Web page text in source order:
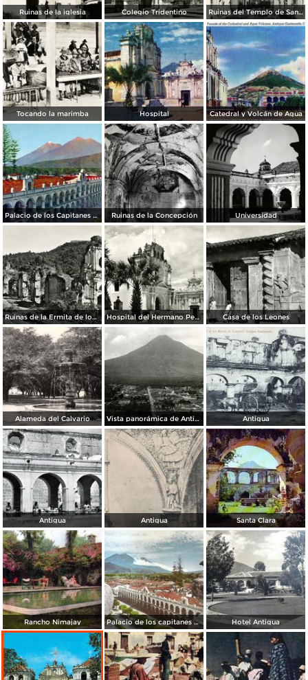
Ruinas de la iglesia Colegio Tridentino Ruinas del Templo de San Francisco
Tocando la marimba Hospital Catedral y Volcán de Agua
Palacio de los Capitanes Generales Ruinas de la Concepción Universidad
Ruinas de la Ermita de los Dolores Hospital del Hermano Pedro Casa de los Leones
Alameda del Calvario Vista panorámica de Antigua Antigua
Antigua Antigua Santa Clara
Rancho Nimajay Palacio de los capitanes generales Hotel Antigua